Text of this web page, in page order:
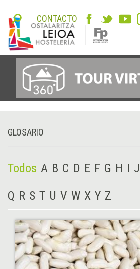
CONTACTO
GLOSARIO
Todos A B C D E F G H I J
Q R S T U V W X Y Z